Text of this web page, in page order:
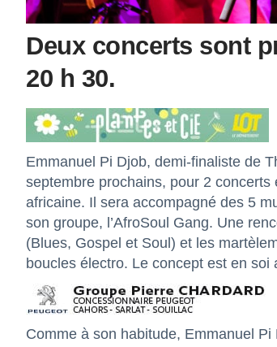
Deux concerts sont
20 h 30.
Emmanuel Pi Djob, demi-finaliste de
septembre prochains, pour 2 concerts
africaine. Il sera accompagné des 5
son groupe, l’AfroSoul Gang. Une
(Blues, Gospel et Soul) et les
boucles électro. Le concept est en
Comme à son habitude, Emmanuel